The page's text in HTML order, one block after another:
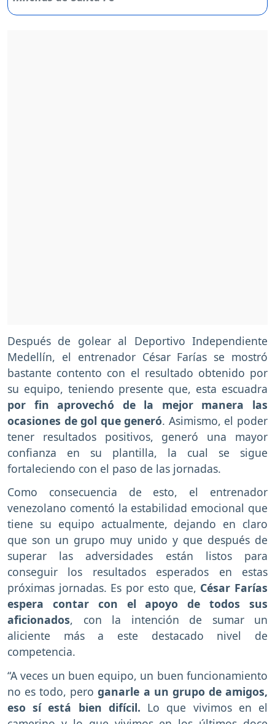
Después de golear al Deportivo Independiente
Medellín, el entrenador César Farías se mostró
bastante contento con el resultado obtenido por
su equipo, teniendo presente que, esta escuadra
por fin aprovechó de la mejor manera las
ocasiones de gol que generó. Asimismo, el poder
tener resultados positivos, generó una mayor
confianza en su plantilla, la cual se sigue
fortaleciendo con el paso de las jornadas.
Como consecuencia de esto, el entrenador
venezolano comentó la estabilidad emocional que
tiene su equipo actualmente, dejando en claro
que son un grupo muy unido y que después de
superar las adversidades están listos para
conseguir los resultados esperados en estas
próximas jornadas. Es por esto que, César Farías
espera contar con el apoyo de todos sus
aficionados, con la intención de sumar un
aliciente más a este destacado nivel de
competencia.
“A veces un buen equipo, un buen funcionamiento
no es todo, peroganarle a un grupo de amigos,
eso sí está bien difícil. Lo que vivimos en el